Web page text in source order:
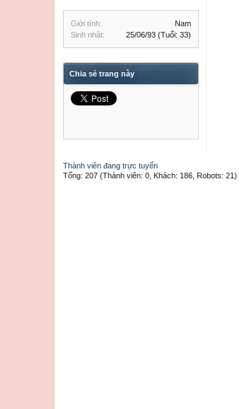
Giới tính:
Nam
Sinh nhật:
25/06/93 (Tuổi: 33)
Chia sẻ trang này
Thành viên đang trực tuyến
Tổng: 207 (Thành viên: 0, Khách: 186, Robots: 21)